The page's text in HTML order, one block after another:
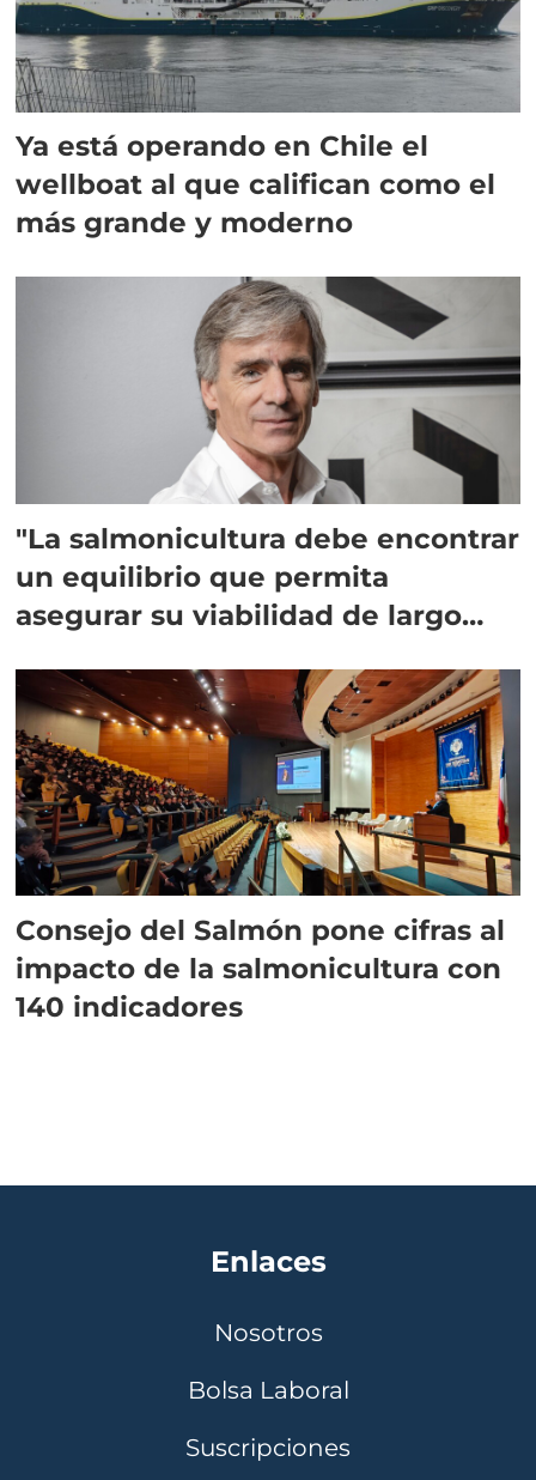
Ya está operando en Chile el
wellboat al que califican como el
más grande y moderno
"La salmonicultura debe encontrar
un equilibrio que permita
asegurar su viabilidad de largo
Consejo del Salmón pone cifras al
impacto de la salmonicultura con
140 indicadores
Enlaces
Nosotros
Bolsa Laboral
Suscripciones